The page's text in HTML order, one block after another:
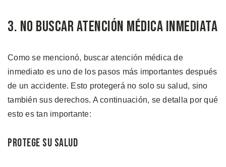
3. No Buscar Atención Médica Inmediata
Como se mencionó, buscar atención médica de
inmediato es uno de los pasos más importantes después
de un accidente. Esto protegerá no solo su salud, sino
también sus derechos. A continuación, se detalla por qué
esto es tan importante:
Protege Su Salud